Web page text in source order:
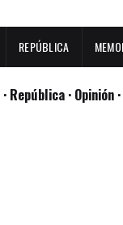
REPÚBLICA
· República · Opinión